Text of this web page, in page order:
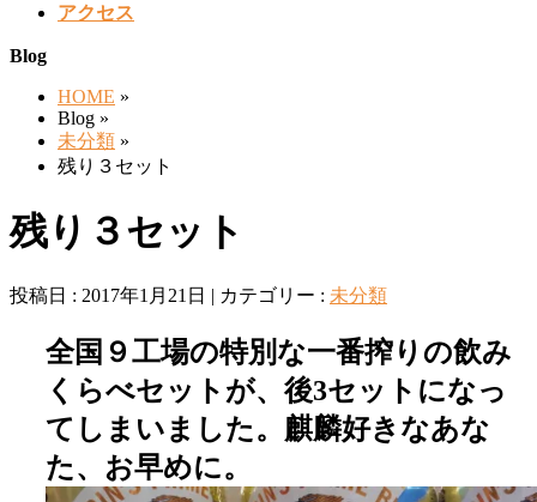
を
アクセス
Blog
HOME »
Blog »
未分類 »
残り３セット
残り３セット
投稿日 : 2017年1月21日 | カテゴリー : 未分類
全国９工場の特別な一番搾りの飲み
くらべセットが、後3セットになっ
てしまいました。麒麟好きなあな
た、お早めに。